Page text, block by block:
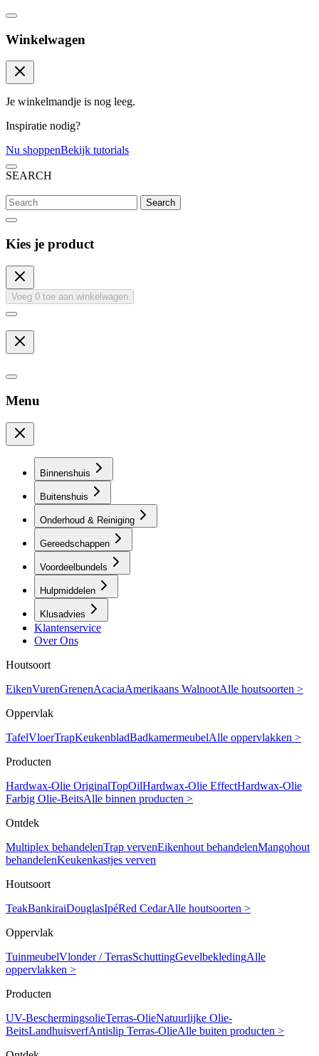
Winkelwagen
Je winkelmandje is nog leeg.
Inspiratie nodig?
Nu shoppenBekijk tutorials
SEARCH
Search
Kies je product
Voeg 0 toe aan winkelwagen
Menu
Binnenshuis
Buitenshuis
Onderhoud & Reiniging
Gereedschappen
Voordeelbundels
Hulpmiddelen
Klusadvies
Klantenservice
Over Ons
Houtsoort
EikenVurenGrenenAcaciaAmerikaans WalnootAlle houtsoorten >
Oppervlak
TafelVloerTrapKeukenbladBadkamermeubelAlle oppervlakken >
Producten
Hardwax-Olie OriginalTopOilHardwax-Olie EffectHardwax-Olie
Farbig Olie-BeitsAlle binnen producten >
Ontdek
Multiplex behandelenTrap vervenEikenhout behandelenMangohout
behandelenKeukenkastjes verven
Houtsoort
TeakBankiraiDouglasIpéRed CedarAlle houtsoorten >
Oppervlak
TuinmeubelVlonder / TerrasSchuttingGevelbekledingAlle
oppervlakken >
Producten
UV-BeschermingsolieTerras-OlieNatuurlijke Olie-
BeitsLandhuisverfAntislip Terras-OlieAlle buiten producten >